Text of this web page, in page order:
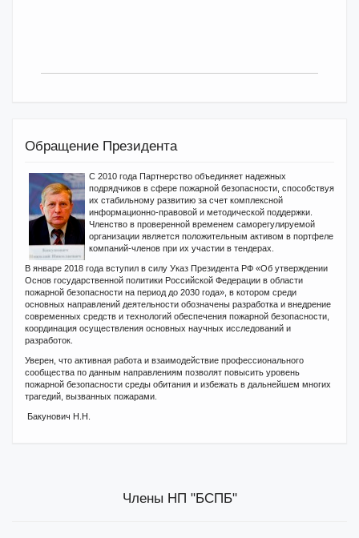
Обращение Президента
С 2010 года Партнерство объединяет надежных
подрядчиков в сфере пожарной безопасности, способствуя
их стабильному развитию за счет комплексной
информационно-правовой и методической поддержки.
Членство в проверенной временем саморегулируемой
организации является положительным активом в портфеле
компаний-членов при их участии в тендерах.
В январе 2018 года вступил в силу Указ Президента РФ «Об утверждении
Основ государственной политики Российской Федерации в области
пожарной безопасности на период до 2030 года», в котором среди
основных направлений деятельности обозначены разработка и внедрение
современных средств и технологий обеспечения пожарной безопасности,
координация осуществления основных научных исследований и
разработок.
Уверен, что активная работа и взаимодействие профессионального
сообщества по данным направлениям позволят повысить уровень
пожарной безопасности среды обитания и избежать в дальнейшем многих
трагедий, вызванных пожарами.
Бакунович Н.Н.
Члены НП "БСПБ"